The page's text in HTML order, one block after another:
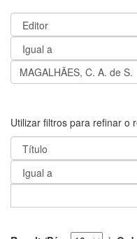
Utilizar filtros para refinar o